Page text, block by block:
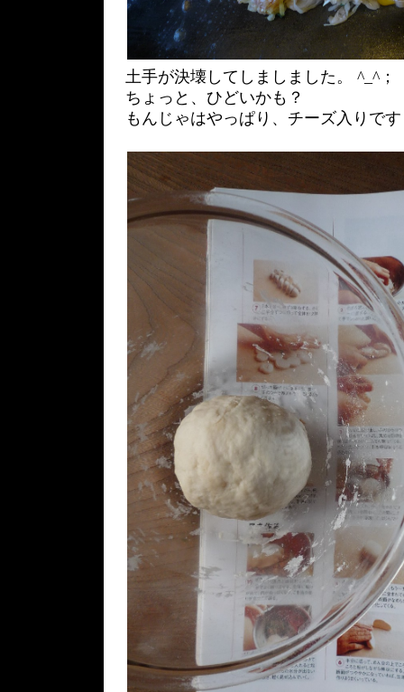
土手が決壊してしましました。 ^_^；
ちょっと、ひどいかも？
もんじゃはやっぱり、チーズ入りで